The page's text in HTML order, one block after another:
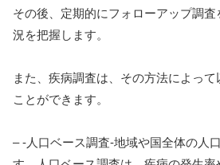
その後、定期的にフォローアップ調
況を把握します。
また、疾病調査は、その方法によっ
ことができます。
– -人口ベース調査-地域や国全体の人